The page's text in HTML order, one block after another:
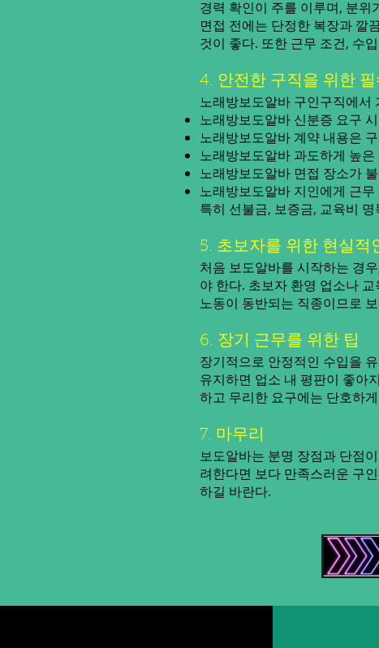
경력 확인이 주를 이루며, 분
면접 전에는 단정한 복장과 깔
것이 좋다. 또한 근무 조건, 수
4. 안전한 구직을 위한 필
노래방보도알바 구인구직에서
노래방보도알바 신분증 요구
노래방보도알바 계약 내용은
노래방보도알바 과도하게 높
노래방보도알바 면접 장소가
노래방보도알바 지인에게 근
특히 선불금, 보증금, 교육비
5. 초보자를 위한 현실적
처음 보도알바를 시작하는 경
야 한다. 초보자 환영 업소나
노동이 동반되는 직종이므로
6. 장기 근무를 위한 팁
장기적으로 안정적인 수입을
유지하면 업소 내 평판이 좋아
하고 무리한 요구에는 단호하
7. 마무리
보도알바는 분명 장점과 단점
려한다면 보다 만족스러운 구
하길 바란다.